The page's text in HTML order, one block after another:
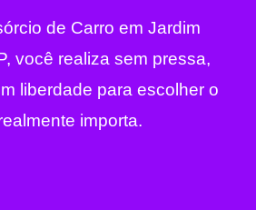
de Carro em Jardim
você realiza sem pressa,
liberdade para escolher o
importa.